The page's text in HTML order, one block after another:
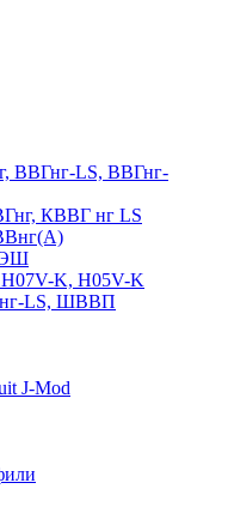
ВВГнг-LS, ВВГнг-
КВВГ нг LS
K, H05V-K
LS, ШВВП
J-Mod